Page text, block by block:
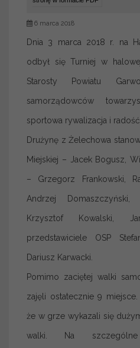
6 marca 2018
Dnia 3 marca 2018 r. na
odbył się Turniej w
Starosty Powiatu
samorządowców
sportowa rywalizacja i
Drużynę z Żelechowa
Miejskiej – Jacek Bogusz,
– Grzegorz Frankowski,
Andrzej Domaszczyński,
Krzysztof Kowalski,
przedstawiciele OSP
Dariusz Karwacki.
Pomimo zaciętej walki
zajęli ostatecznie 9
że w grze wykazali się
walki. Na